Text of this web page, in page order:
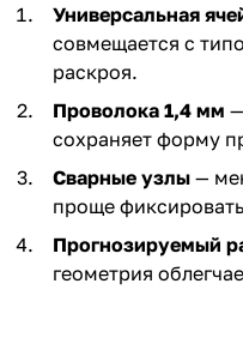
Универсальная
совмещается с
раскроя.
Проволока 1,4 мм
сохраняет форму
Сварные узлы —
проще
Прогнозируемый
геометрия